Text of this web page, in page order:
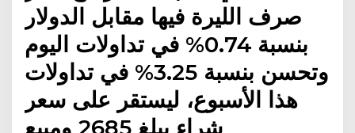
صرف الليرة فيها مقابل الدولار
بنسبة 0.74% في تداولات اليوم
وتحسن بنسبة 3.25% في تداولات
هذا الأسبوع، ليستقر على سعر
شراء يبلغ 2685 ومبيع